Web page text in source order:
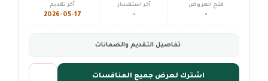
فتح العروض
-
آخر استفسار
-
آخر تقديم
2026-05-17
تفاصيل التقديم والضمانات
اشترك لعرض جميع المنافسات